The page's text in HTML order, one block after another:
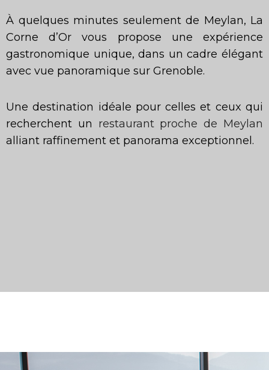
À quelques minutes seulement de Meylan, La
Corne d’Or vous propose une expérience
gastronomique unique, dans un cadre élégant
avec vue panoramique sur Grenoble.
Une destination idéale pour celles et ceux qui
recherchent un restaurant proche de Meylan
alliant raffinement et panorama exceptionnel.